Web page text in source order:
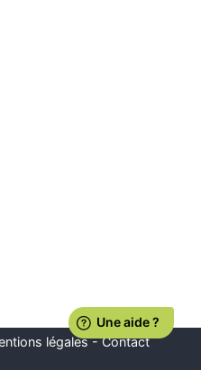
légales-Contact